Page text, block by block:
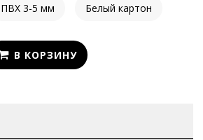
ПВХ 3-5 мм Белый картон
В КОРЗИНУ